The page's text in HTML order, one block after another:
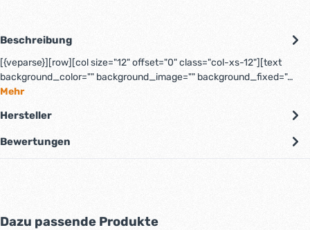
Beschreibung
[{veparse}][row][col size="12" offset="0" class="col-xs-12"][text
background_color="" background_image="" background_fixed="…
Mehr
Hersteller
Bewertungen
Produktgalerie überspringen
Dazu passende Produkte